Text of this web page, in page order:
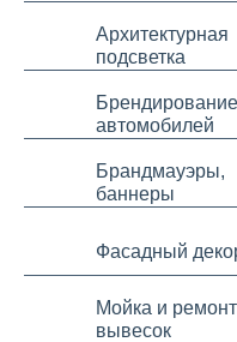
Архитектурная
подсветка
Брендирование
автомобилей
Брандмауэры,
баннеры
Фасадный
Мойка и ремонт
вывесок